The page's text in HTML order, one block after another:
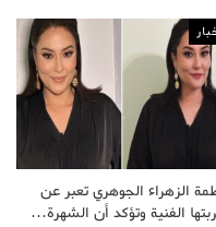
الزهراء الجوهري تعبر عن
الفنية وتؤكد أن الشهرة…